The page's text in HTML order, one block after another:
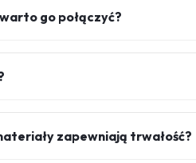
go połączyć?
zapewniają trwałość?